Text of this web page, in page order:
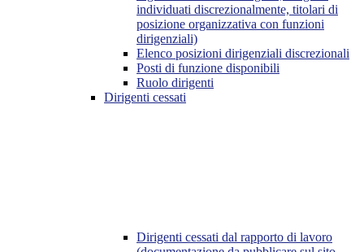
individuati discrezionalmente, titolari di
posizione organizzativa con funzioni
dirigenziali)
Elenco posizioni dirigenziali discrezionali
Posti di funzione disponibili
Ruolo dirigenti
Dirigenti cessati
Dirigenti cessati dal rapporto di lavoro